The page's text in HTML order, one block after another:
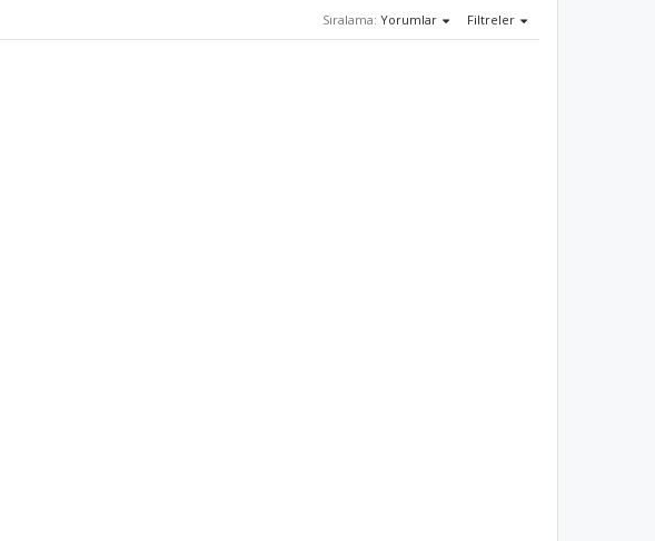
Sıralama: Yorumlar Filtreler